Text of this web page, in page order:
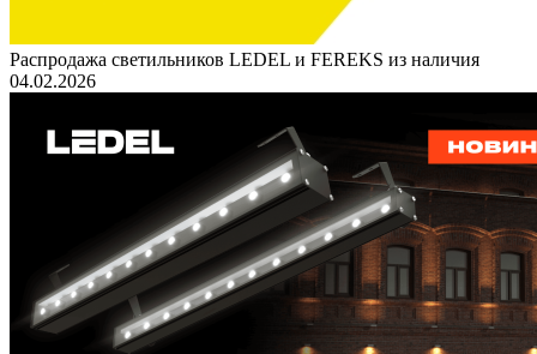
Распродажа светильников LEDEL и FEREKS из наличия
04.02.2026